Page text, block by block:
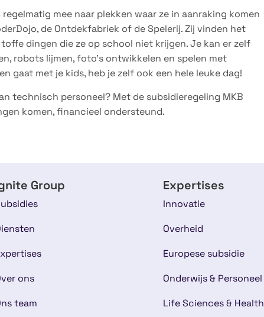
mee naar plekken waar ze in aanraking komen
de Ontdekfabriek of de Spelerij. Zij vinden het
dingen die ze op school niet krijgen. Je kan er zelf
robots lijmen, foto’s ontwikkelen en spelen met
gaat met je kids, heb je zelf ook een hele leuke dag!
technisch personeel? Met de subsidieregeling MKB
komen, financieel ondersteund.
Group
ons
team
Expertises
Innovatie
Overheid
Europese subsidie
Onderwijs & Personeel
Life Sciences & Health